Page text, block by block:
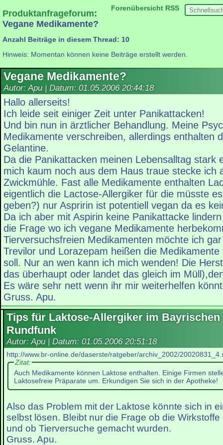
Forenübersicht RSS
Produktanfrageforum:
Vegane Medikamente?
Anzahl Beiträge in diesem Thread: 10
Hinweis: Momentan können keine Beiträge erstellt werden.
Vegane Medikamente?
Autor: Apu | Datum: 01.05.2006 20:44:18
Hallo allerseits!
Ich leide seit einiger Zeit unter Panikattacken!
Und bin nun in ärztlicher Behandlung. Meine
Medikamente verschreiben, allerdings enthalten
Gelantine.
Da die Panikattacken meinen Lebensalltag stark
mich kaum noch aus dem Haus traue stecke ich
Zwickmühle. Fast alle Medikamente enthalten
eigentlich die Lactose-Allergiker für die müsste
geben?) nur Aspririn ist potentiell vegan da es
Da ich aber mit Aspirin keine Panikattacke
die Frage wo ich vegane Medikamente
Tierversuchsfreien Medikamenten möchte ich
Trevilor und Lorazepam heißen die
soll. Nur an wen kann ich mich wenden! Die
das überhaupt oder landet das gleich im
Es wäre sehr nett wenn ihr mir weiterhelfen
Gruss. Apu.
Tips für Laktose-Allergiker im Bayrischen
Rundfunk
Autor: Apu | Datum: 01.05.2006 20:51:18
http://www.br-online.de/daserste/ratgeber/archiv_2002/
Zitat:
Auch Medikamente können Laktose enthalten. Einige Firmen
Laktosefreie Präparate um. Erkundigen Sie sich in der Apotheke!
Also das Problem mit der Laktose könnte sich in
selbst lösen. Bleibt nur die Frage ob die
und ob Tierversuche gemacht wurden.
Gruss. Apu.